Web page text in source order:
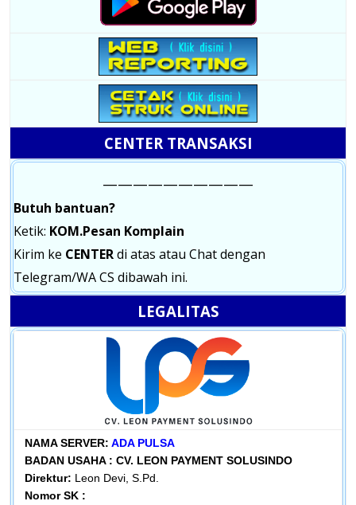
CENTER TRANSAKSI
——————————
Butuh bantuan?
Ketik: KOM.Pesan Komplain
Kirim ke CENTERdi atas atau Chat dengan
Telegram/WA CS dibawah ini.
LEGALITAS
NAMA SERVER: ADA PULSA
BADAN USAHA : CV. LEON PAYMENT SOLUSINDO
Direktur: Leon Devi, S.Pd.
Nomor SK :